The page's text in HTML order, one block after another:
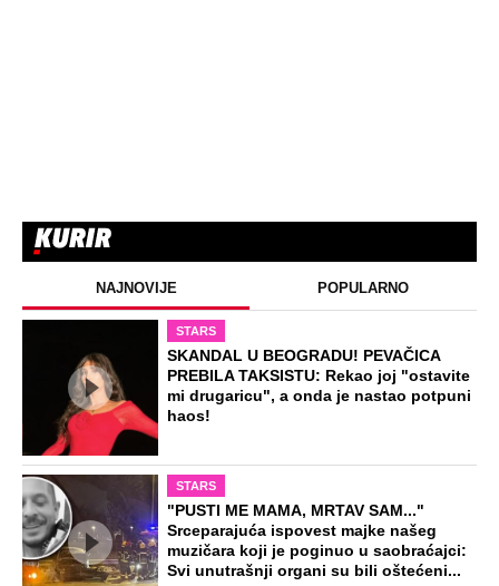
NAJNOVIJE POPULARNO
STARS
SKANDAL U BEOGRADU! PEVAČICA
PREBILA TAKSISTU: Rekao joj "ostavite
mi drugaricu", a onda je nastao potpuni
haos!
STARS
"PUSTI ME MAMA, MRTAV SAM..."
Srceparajuća ispovest majke našeg
muzičara koji je poginuo u saobraćajci:
Svi unutrašnji organi su bili oštećeni...